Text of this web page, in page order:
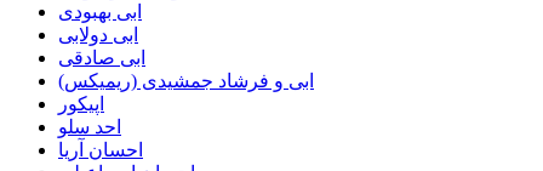
ابی بهبودی
ابی دولابی
ابی صادقی
ابی و فرشاد جمشیدی (ریمیکس)
اپیکور
احد سلو
احسان آریا